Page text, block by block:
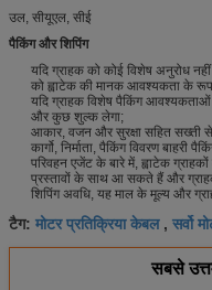
उल, सीयूएल, सीई
पैकिंग और शिपिंग
यदि ग्राहक को कोई विशेष अनुरोध
को ह्वाटेक की मानक आवश्यकता के
यदि ग्राहक विशेष पैकिंग आवश्यकताओं
और कुछ शुल्क लेगा;
आकार, वजन और सुरक्षा सहित सख्ती
कार्गो, निर्माता, पैकिंग विवरण बाहरी
परिवहन एजेंट के बारे में, ह्वाटेक
प्रस्तावों के साथ आ सकते हैं और
शिपिंग अवधि, यह माल के मूल्य और
टैग: मोटर प्रतिक्रिया केबल, सर्वो
सबसे